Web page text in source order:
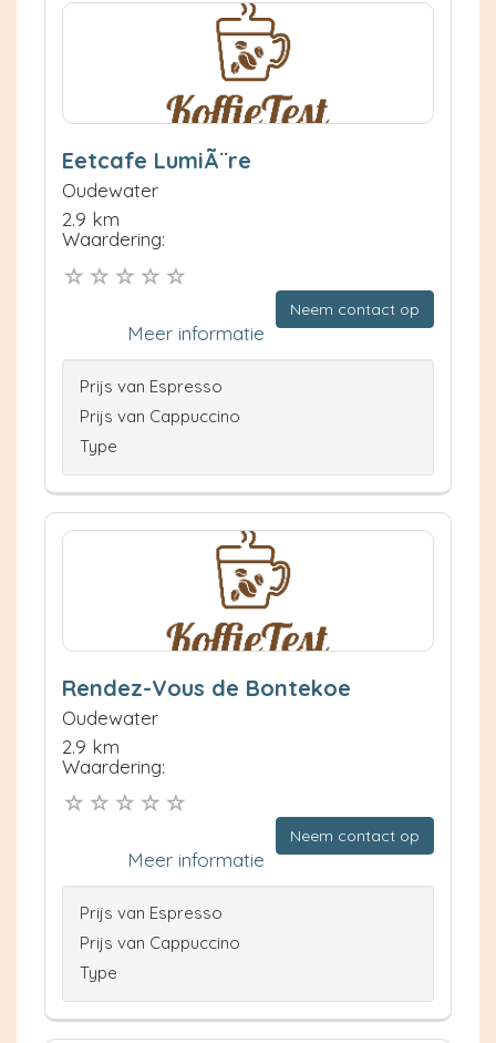
Eetcafe LumiÃ¨re
Oudewater
2.9 km
Waardering:
Neem contact op
Meer informatie
Prijs van Espresso
Prijs van Cappuccino
Type
Rendez-Vous de Bontekoe
Oudewater
2.9 km
Waardering:
Neem contact op
Meer informatie
Prijs van Espresso
Prijs van Cappuccino
Type